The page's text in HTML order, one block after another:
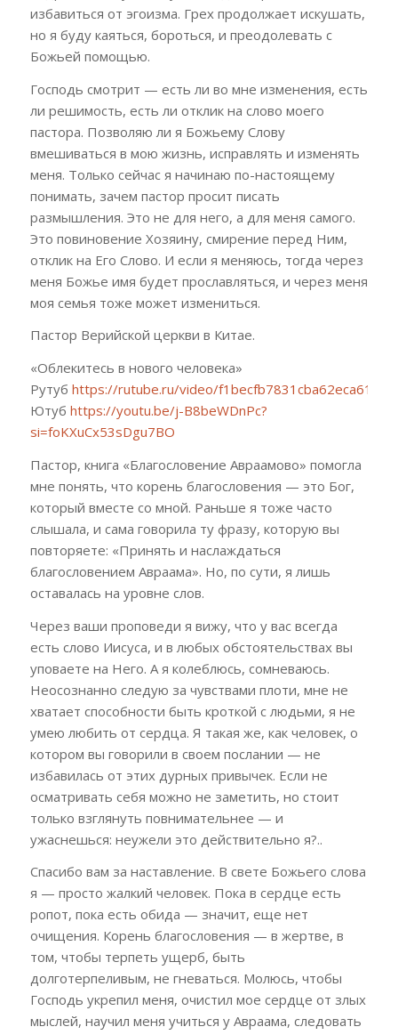
избавиться от эгоизма. Грех продолжает искушать,
но я буду каяться, бороться, и преодолевать с
Божьей помощью.
Господь смотрит — есть ли во мне изменения, есть
ли решимость, есть ли отклик на слово моего
пастора. Позволяю ли я Божьему Слову
вмешиваться в мою жизнь, исправлять и изменять
меня. Только сейчас я начинаю по-настоящему
понимать, зачем пастор просит писать
размышления. Это не для него, а для меня самого.
Это повиновение Хозяину, смирение перед Ним,
отклик на Его Слово. И если я меняюсь, тогда через
меня Божье имя будет прославляться, и через меня
моя семья тоже может измениться.
Пастор Верийской церкви в Китае.
«Облекитесь в нового человека»
Рутуб https://rutube.ru/video/
Ютуб https://youtu.be/j-B8beWDnPc?
si=foKXuCx53sDgu7BO
Пастор, книга «Благословение Авраамово» помогла
мне понять, что корень благословения — это Бог,
который вместе со мной. Раньше я тоже часто
слышала, и сама говорила ту фразу, которую вы
повторяете: «Принять и наслаждаться
благословением Авраама». Но, по сути, я лишь
оставалась на уровне слов.
Через ваши проповеди я вижу, что у вас всегда
есть слово Иисуса, и в любых обстоятельствах вы
уповаете на Него. А я колеблюсь, сомневаюсь.
Неосознанно следую за чувствами плоти, мне не
хватает способности быть кроткой с людьми, я не
умею любить от сердца. Я такая же, как человек, о
котором вы говорили в своем послании — не
избавилась от этих дурных привычек. Если не
осматривать себя можно не заметить, но стоит
только взглянуть повнимательнее — и
ужаснешься: неужели это действительно я?..
Спасибо вам за наставление. В свете Божьего слова
я — просто жалкий человек. Пока в сердце есть
ропот, пока есть обида — значит, еще нет
очищения. Корень благословения — в жертве, в
том, чтобы терпеть ущерб, быть
долготерпеливым, не гневаться. Молюсь, чтобы
Господь укрепил меня, очистил мое сердце от злых
мыслей, научил меня учиться у Авраама, следовать